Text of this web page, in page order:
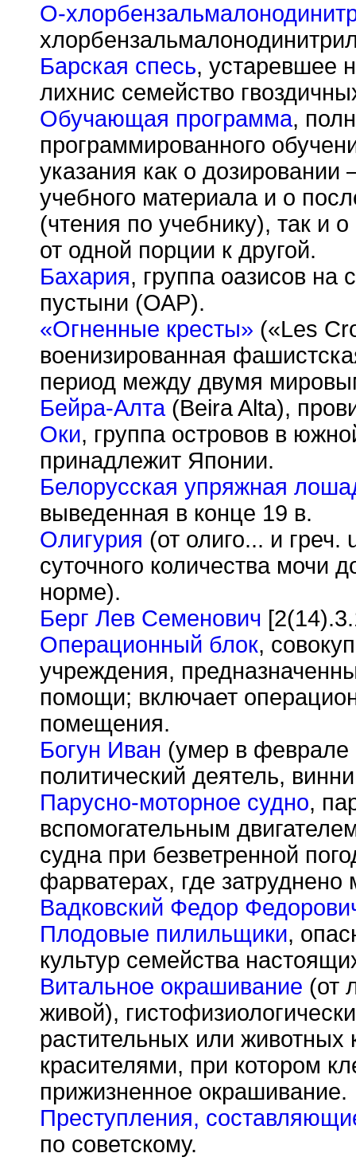
О-
Барская спесь, устаревшее
лихнис семейство
Обучающая программа,
программированного
указания как о
учебного материала и о
(чтения по учебнику), так и
от одной порции к другой.
Бахария, группа оазисов на
пустыни (ОАР).
«Огненные кресты» («Les
военизированная
период между двумя
Бейра-Алта(Beira Alta),
Оки, группа островов в
принадлежит Японии.
Белорусская упряжная
выведенная в конце 19 в.
Олигурия (от олиго... и
суточного количества мочи
норме).
Берг Лев Семенович
Операционный блок,
учреждения,
помощи; включает
помещения.
Богун Иван (умер в феврале
политический деятель,
Парусно-моторное судно,
вспомогательным
судна при безветренной
фарватерах, где
Вадковский Федор
Плодовые пилильщики,
культур семейства
Витальное окрашивание (от
живой),
растительных или животных
красителями, при котором
прижизненное окрашивание.
Преступления,
по советскому.